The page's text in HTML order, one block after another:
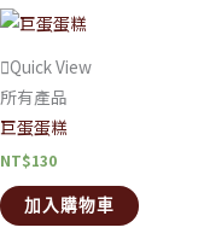
Quick View
所有產品
巨蛋蛋糕
NT$130
加入購物車